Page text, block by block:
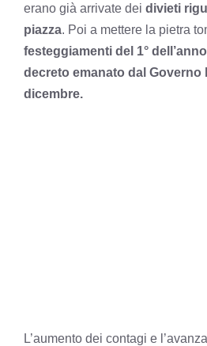
erano già arrivate dei divieti
piazza. Poi a mettere la pietra
festeggiamenti del 1°
decreto emanato dal Governo
dicembre.
L’aumento dei contagi e